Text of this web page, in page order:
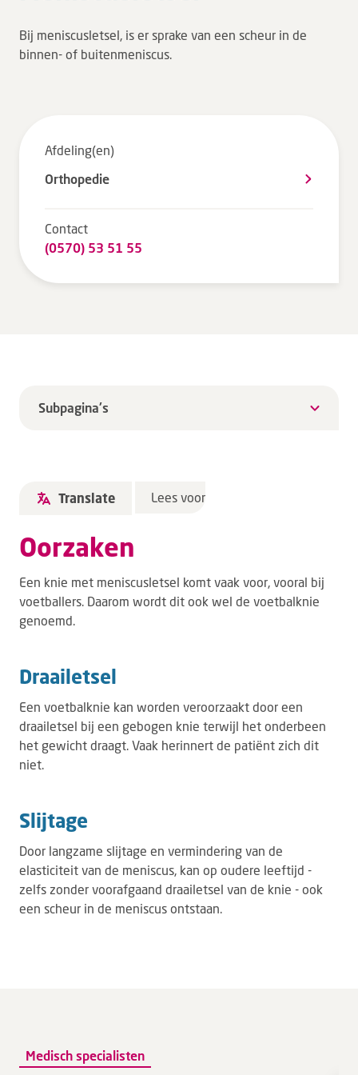
Uw ervaring telt
Bezoek
Werken bij DZ
Leren
Over ons
Bij meniscusletsel, is er sprake van een scheur in de
binnen- of buitenmeniscus.
Afdeling(en)
Orthopedie
Contact
(0570) 53 51 55
Subpagina's
Translate Lees voor
Oorzaken
Een knie met meniscusletsel komt vaak voor, vooral bij
voetballers. Daarom wordt dit ook wel de voetbalknie
genoemd.
Draailetsel
Een voetbalknie kan worden veroorzaakt door een
draailetsel bij een gebogen knie terwijl het onderbeen
het gewicht draagt. Vaak herinnert de patiënt zich dit
niet.
Slijtage
Door langzame slijtage en vermindering van de
elasticiteit van de meniscus, kan op oudere leeftijd -
zelfs zonder voorafgaand draailetsel van de knie - ook
een scheur in de meniscus ontstaan.
Medisch specialisten